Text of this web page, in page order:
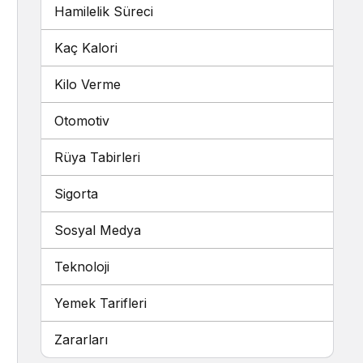
Hamilelik Süreci
Kaç Kalori
Kilo Verme
Otomotiv
Rüya Tabirleri
Sigorta
Sosyal Medya
Teknoloji
Yemek Tarifleri
Zararları